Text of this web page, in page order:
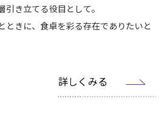
き立てる役目として。
ときに、食卓を彩る存在でありたいと
詳しくみる